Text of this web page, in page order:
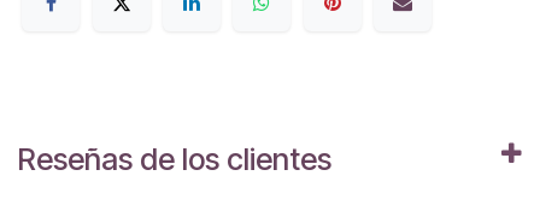
Reseñas de los clientes